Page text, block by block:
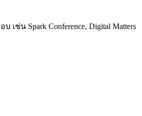
Spark Conference, Digital Matters